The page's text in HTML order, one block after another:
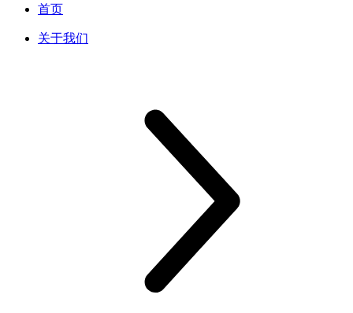
首页
关于我们